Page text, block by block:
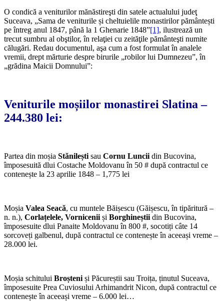
O condică a veniturilor mănăstireşti din satele actualului judeţ
Suceava, „Sama de veniturile și cheltuielile monastirilor pământești
pe întreg anul 1847, până la 1 Ghenarie 1848”[1], ilustrează un
trecut sumbru al obştilor, în relaţiei cu zeităţile pământeşti numite
călugări. Redau documentul, aşa cum a fost formulat în analele
vremii, drept mărturie despre birurile „robilor lui Dumnezeu”, în
„grădina Maicii Domnului”:
Veniturile moșiilor monastirei Slatina –
244.380 lei:
Partea din moșia Stănilești sau Cornu Luncii din Bucovina,
împosesuită dlui Costache Moldovanu în 50 # după contractul ce
contenește la 23 aprilie 1848 – 1,775 lei
Moșia Valea Seacă, cu muntele Băișescu (Găișescu, în tipăritură –
n. n.), Corlațelele, Vornicenii și Borghineștii din Bucovina,
împosesuite dlui Panaite Moldovanu în 800 #, socotiți câte 14
sorcoveți galbenul, după contractul ce contenește în aceeași vreme –
28.000 lei.
Moșia schitului Broșteni și Păcureștii sau Troița, ținutul Suceava,
împosesuite Prea Cuviosului Arhimandrit Nicon, după contractul ce
contenește în aceeași vreme – 6.000 lei…